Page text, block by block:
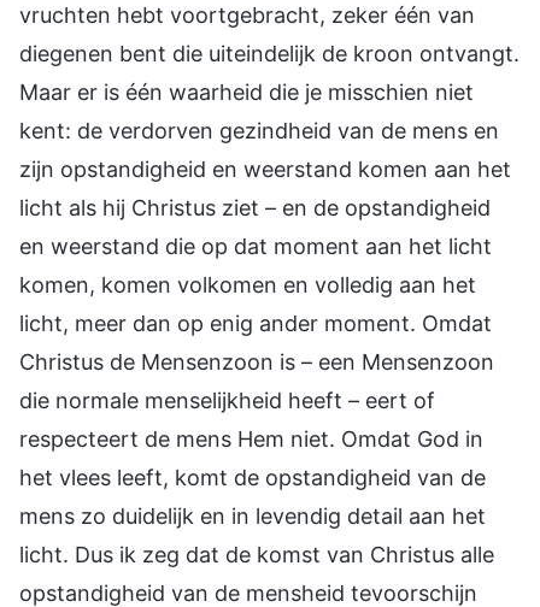
vruchten hebt voortgebracht, zeker één van
diegenen bent die uiteindelijk de kroon ontvangt.
Maar er is één waarheid die je misschien niet
kent: de verdorven gezindheid van de mens en
zijn opstandigheid en weerstand komen aan het
licht als hij Christus ziet – en de opstandigheid
en weerstand die op dat moment aan het licht
komen, komen volkomen en volledig aan het
licht, meer dan op enig ander moment. Omdat
Christus de Mensenzoon is – een Mensenzoon
die normale menselijkheid heeft – eert of
respecteert de mens Hem niet. Omdat God in
het vlees leeft, komt de opstandigheid van de
mens zo duidelijk en in levendig detail aan het
licht. Dus ik zeg dat de komst van Christus alle
opstandigheid van de mensheid tevoorschijn